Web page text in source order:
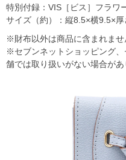
特別付録：VIS［ビス］フラワ
サイズ（約）：縦8.5×横9.5×厚
※財布以外は商品に含まれませ
※セブンネットショッピング
舗では取り扱いがない場合があ